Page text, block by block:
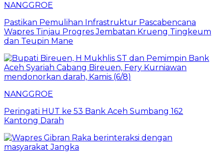
NANGGROE
Pastikan Pemulihan Infrastruktur Pascabencana
Wapres Tinjau Progres Jembatan Krueng Tingkeum
dan Teupin Mane
NANGGROE
Peringati HUT ke 53 Bank Aceh Sumbang 162
Kantong Darah